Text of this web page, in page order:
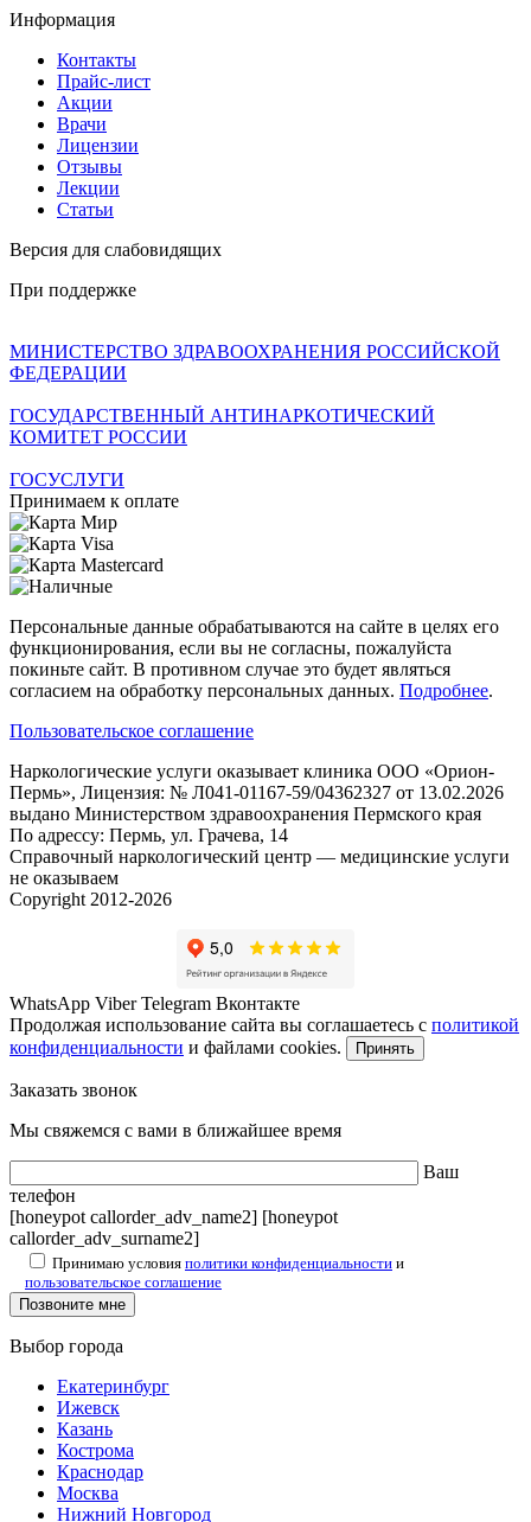
Информация
Контакты
Прайс-лист
Акции
Врачи
Лицензии
Отзывы
Лекции
Статьи
Версия для слабовидящих
При поддержке
МИНИСТЕРСТВО ЗДРАВООХРАНЕНИЯ РОССИЙСКОЙ
ФЕДЕРАЦИИ
ГОСУДАРСТВЕННЫЙ АНТИНАРКОТИЧЕСКИЙ
КОМИТЕТ РОССИИ
ГОСУСЛУГИ
Принимаем к оплате
Персональные данные обрабатываются на сайте в целях его
функционирования, если вы не согласны, пожалуйста
покиньте сайт. В противном случае это будет являться
согласием на обработку персональных данных. Подробнее.
Пользовательское соглашение
Наркологические услуги оказывает клиника ООО «Орион-
Пермь», Лицензия: № Л041-01167-59/04362327 от 13.02.2026
выдано Министерством здравоохранения Пермского края
По адрессу: Пермь, ул. Грачева, 14
Справочный наркологический центр — медицинские услуги
не оказываем
Copyright 2012-2026
WhatsApp Viber Telegram Вконтакте
Продолжая использование сайта вы соглашаетесь с политикой
конфиденциальности и файлами cookies. Принять
Заказать звонок
Мы свяжемся с вами в ближайшее время
Ваш
телефон
[honeypot callorder_adv_name2] [honeypot
callorder_adv_surname2]
Принимаю условия политики конфиденциальности и
пользовательское соглашение
Выбор города
Екатеринбург
Ижевск
Казань
Кострома
Краснодар
Москва
Нижний Новгород